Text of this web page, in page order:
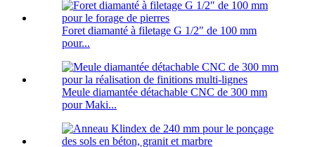
Foret diamanté à filetage G 1/2″ de 100 mm
pour...
Meule diamantée détachable CNC de 300 mm
pour Maki...